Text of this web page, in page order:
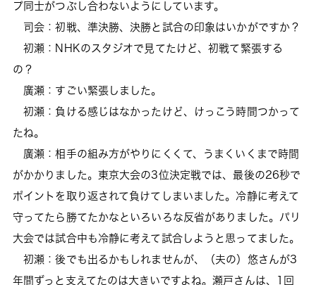
プ同士がつぶし合わないようにしています。
司会：初戦、準決勝、決勝と試合の印象はいかがですか？
初瀬：NHKのスタジオで見てたけど、初戦て緊張する
の？
廣瀬：すごい緊張しました。
初瀬：負ける感じはなかったけど、けっこう時間つかって
たね。
廣瀬：相手の組み方がやりにくくて、うまくいくまで時間
がかかりました。東京大会の3位決定戦では、最後の26秒で
ポイントを取り返されて負けてしまいました。冷静に考えて
守ってたら勝てたかなといろいろな反省がありました。パリ
大会では試合中も冷静に考えて試合しようと思ってました。
初瀬：後でも出るかもしれませんが、（夫の）悠さんが3
年間ずっと支えてたのは大きいですよね。瀬戸さんは、1回